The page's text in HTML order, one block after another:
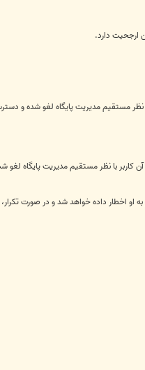
ارجحيت دارد.
با نظر مستقیم مدیریت پایگاه لغو شده
كاربر با نظر مستقیم مدیریت پایگاه
او اخطار داده خواهد شد و در صورت